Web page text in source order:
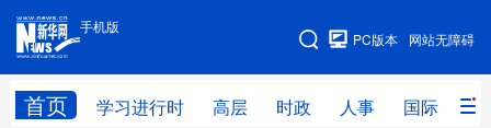
手机版
网站无障碍
PC版本
首页 学习进行时 高层 时政 人事 国际 财
手机版
网站地图